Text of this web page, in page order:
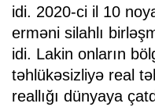
idi. 2020-ci il 10
erməni silahlı
idi. Lakin onların
təhlükəsizliyə real
reallığı dünyaya